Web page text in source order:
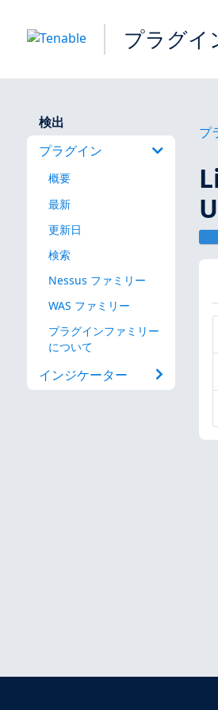
プラグイ
検出
プラグイン
概要
最新
更新日
検索
Nessus ファミリー
WAS ファミリー
プラグインファミリー
について
インジケーター
プ